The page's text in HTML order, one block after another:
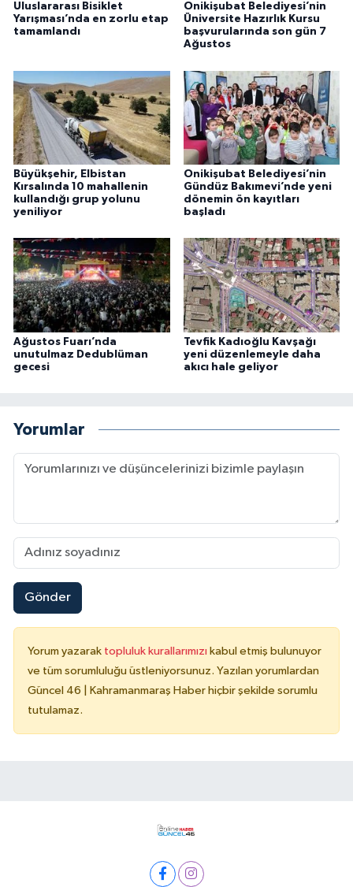
Uluslararası Bisiklet
Yarışması’nda en zorlu etap
tamamlandı
Onikişubat Belediyesi’nin
Üniversite Hazırlık Kursu
başvurularında son gün 7
Ağustos
Büyükşehir, Elbistan
Kırsalında 10 mahallenin
kullandığı grup yolunu
yeniliyor
Onikişubat Belediyesi’nin
Gündüz Bakımevi’nde yeni
dönemin ön kayıtları
başladı
Ağustos Fuarı’nda
unutulmaz Dedublüman
gecesi
Tevfik Kadıoğlu Kavşağı
yeni düzenlemeyle daha
akıcı hale geliyor
Yorumlar
Gönder
Yorum yazarak topluluk kurallarımızı kabul etmiş bulunuyor
ve tüm sorumluluğu üstleniyorsunuz. Yazılan yorumlardan
Güncel 46 | Kahramanmaraş Haber hiçbir şekilde sorumlu
tutulamaz.